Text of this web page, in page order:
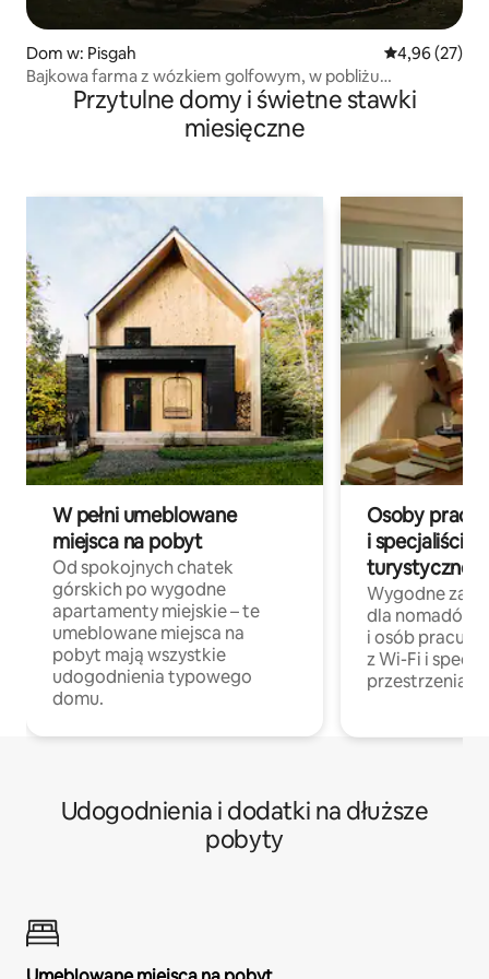
Dom w: Pisgah Średnia
4,96 (27)
Bajkowa farma z wózkiem golfowym, w pobliżu
wodospadów
Przytulne domy i świetne stawki
miesięczne
W pełni umeblowane
miejsca na pobyt
Od spokojnych chatek
górskich po wygodne
apartamenty miejskie – te
umeblowane miejsca na
pobyt mają wszystkie
udogodnienia typowego
domu.
Osoby
i specjaliści z
turystycznej
Wygodne
dla nomadów
i osób
z Wi-Fi i
przestrzenią
Udogodnienia i dodatki na dłuższe
pobyty